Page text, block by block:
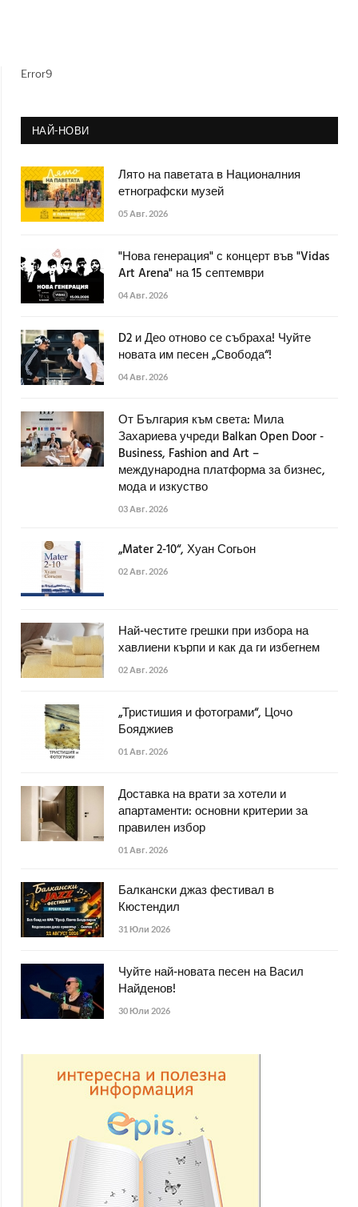
Error9
НАЙ-НОВИ
Лято на паветата в Националния
етнографски музей
05 Авг. 2026
"Нова генерация" с концерт във "Vidas
Art Arena" на 15 септември
04 Авг. 2026
D2 и Део отново се събраха! Чуйте
новата им песен „Свобода“!
04 Авг. 2026
От България към света: Мила
Захариева учреди Balkan Open Door -
Business, Fashion and Art –
международна платформа за бизнес,
мода и изкуство
03 Авг. 2026
„Mater 2-10“, Хуан Согьон
02 Авг. 2026
Най-честите грешки при избора на
хавлиени кърпи и как да ги избегнем
02 Авг. 2026
„Тристишия и фотограми“, Цочо
Бояджиев
01 Авг. 2026
Доставка на врати за хотели и
апартаменти: основни критерии за
правилен избор
01 Авг. 2026
Балкански джаз фестивал в
Кюстендил
31 Юли 2026
Чуйте най-новата песен на Васил
Найденов!
30 Юли 2026